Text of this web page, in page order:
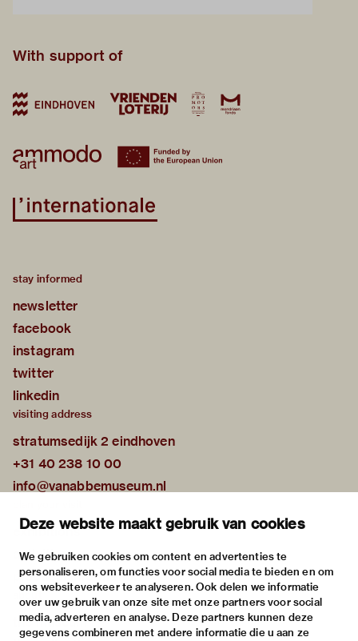
Deze website maakt gebruik van cookies
We gebruiken cookies om content en advertenties te
personaliseren, om functies voor social media te bieden en om
ons websiteverkeer te analyseren. Ook delen we informatie
over uw gebruik van onze site met onze partners voor social
media, adverteren en analyse. Deze partners kunnen deze
gegevens combineren met andere informatie die u aan ze
With support of
stay informed
newsletter
facebook
instagram
twitter
linkedin
visiting address
stratumsedijk 2 eindhoven
+31 40 238 10 00
info@vanabbemuseum.nl
exhibitions
activities
practical information
about
the museum